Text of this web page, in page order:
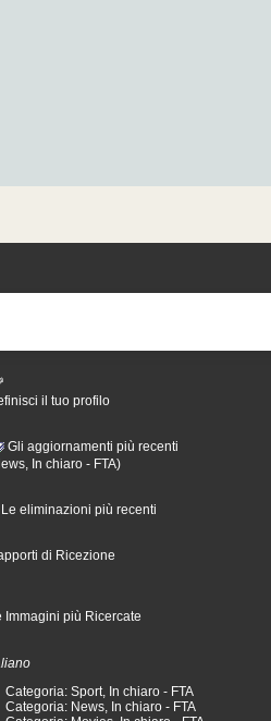
il tuo profilo
Gli aggiornamenti più recenti
In chiaro - FTA)
Le eliminazioni più recenti
di Ricezione
Immagini più Ricercate
Categoria: Sport, In chiaro - FTA
Categoria: News, In chiaro - FTA